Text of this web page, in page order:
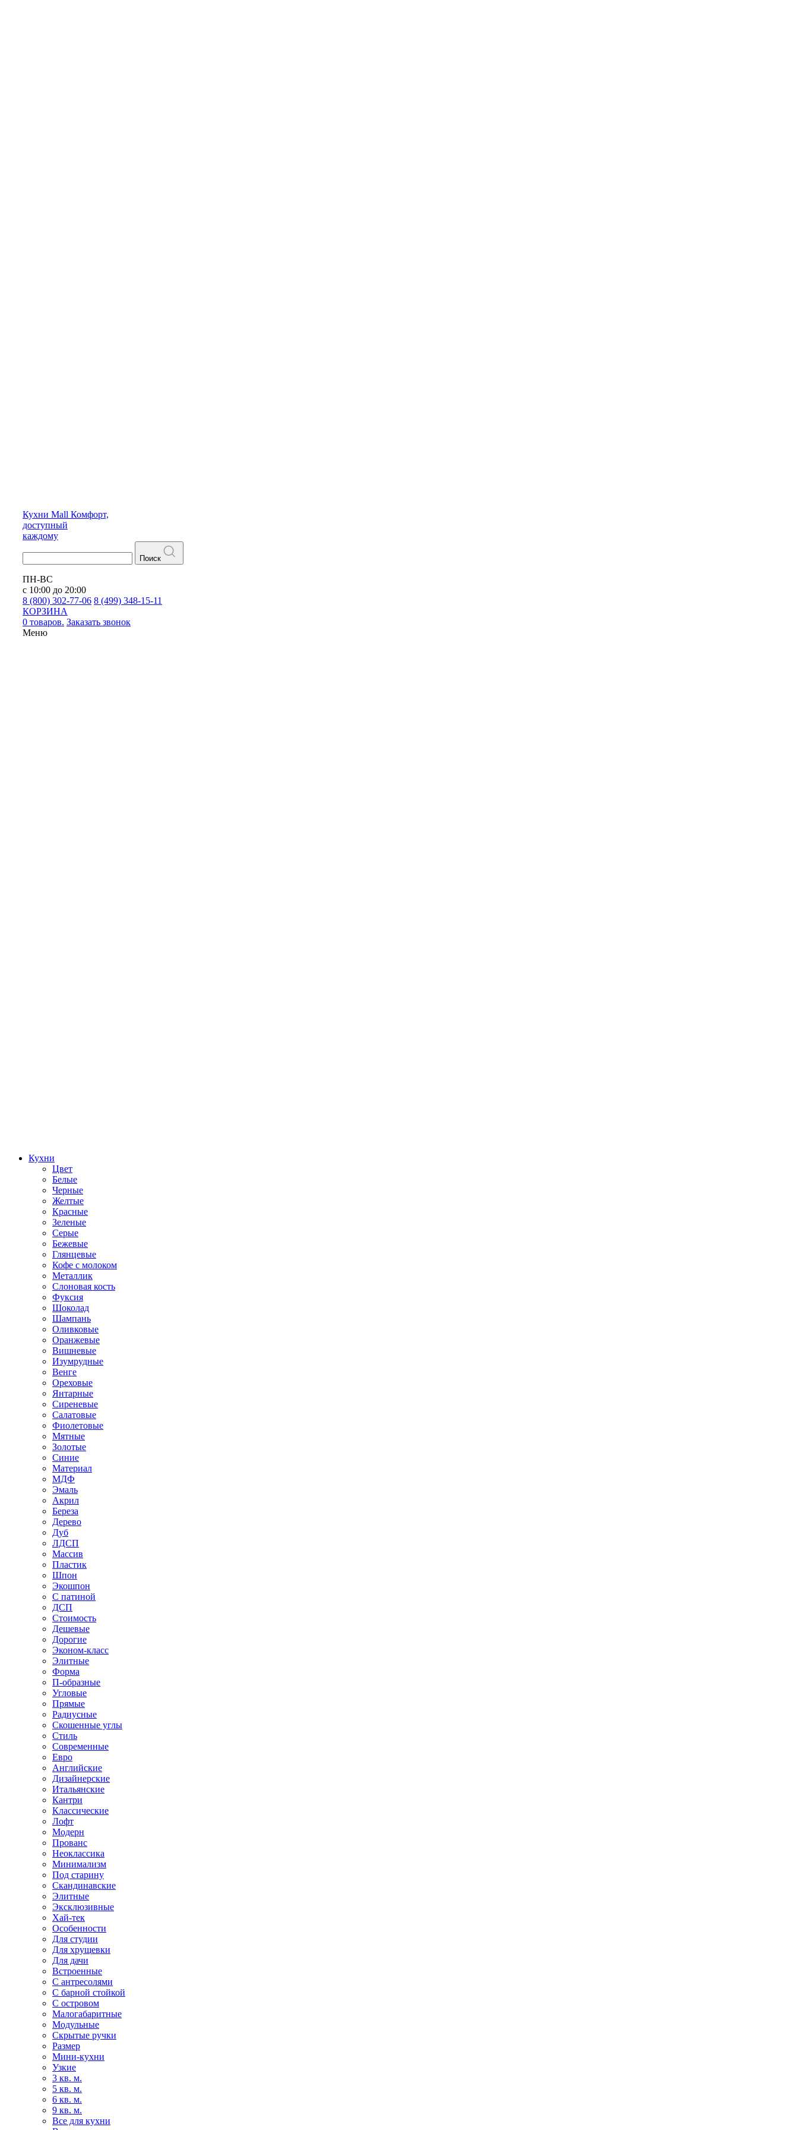
Кухни Mall Комфорт,
доступный
каждому
Поиск
ПН-ВС
с 10:00 до 20:00
8 (800) 302-77-06 8 (499) 348-15-11
КОРЗИНА
0 товаров. Заказать звонок
Меню
Кухни
Цвет
Белые
Черные
Желтые
Красные
Зеленые
Серые
Бежевые
Глянцевые
Кофе с молоком
Металлик
Слоновая кость
Фуксия
Шоколад
Шампань
Оливковые
Оранжевые
Вишневые
Изумрудные
Венге
Ореховые
Янтарные
Сиреневые
Салатовые
Фиолетовые
Мятные
Золотые
Синие
Материал
МДФ
Эмаль
Акрил
Береза
Дерево
Дуб
ЛДСП
Массив
Пластик
Шпон
Экошпон
С патиной
ДСП
Стоимость
Дешевые
Дорогие
Эконом-класс
Элитные
Форма
П-образные
Угловые
Прямые
Радиусные
Скошенные углы
Стиль
Современные
Евро
Английские
Дизайнерские
Итальянские
Кантри
Классические
Лофт
Модерн
Прованс
Неоклассика
Минимализм
Под старину
Скандинавские
Элитные
Эксклюзивные
Хай-тек
Особенности
Для студии
Для хрущевки
Для дачи
Встроенные
С антресолями
С барной стойкой
С островом
Малогабаритные
Модульные
Скрытые ручки
Размер
Мини-кухни
Узкие
3 кв. м.
5 кв. м.
6 кв. м.
9 кв. м.
Все для кухни